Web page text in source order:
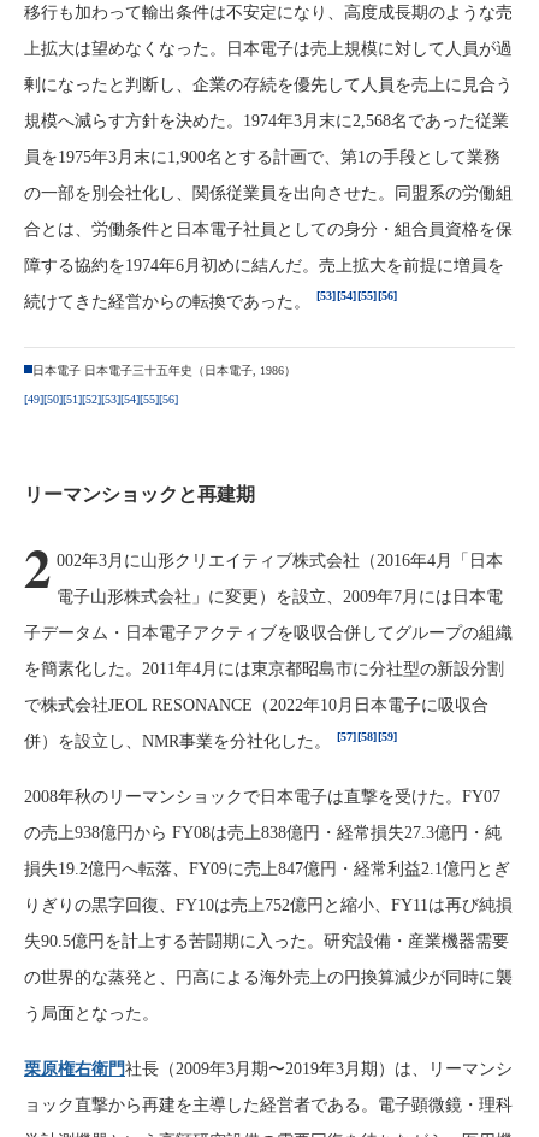
移行も加わって輸出条件は不安定になり、高度成長期のような売
上拡大は望めなくなった。日本電子は売上規模に対して人員が過
剰になったと判断し、企業の存続を優先して人員を売上に見合う
規模へ減らす方針を決めた。1974年3月末に2,568名であった従業
員を1975年3月末に1,900名とする計画で、第1の手段として業務
の一部を別会社化し、関係従業員を出向させた。同盟系の労働組
合とは、労働条件と日本電子社員としての身分・組合員資格を保
障する協約を1974年6月初めに結んだ。売上拡大を前提に増員を
続けてきた経営からの転換であった。
[53] [54] [55] [56]
日本電子 日本電子三十五年史（日本電子, 1986）
[49][50][51][52][53][54][55][56]
リーマンショックと再建期
2 002年3月に山形クリエイティブ株式会社（2016年4月「日本
電子山形株式会社」に変更）を設立、2009年7月には日本電
子データム・日本電子アクティブを吸収合併してグループの組織
を簡素化した。2011年4月には東京都昭島市に分社型の新設分割
で株式会社JEOL RESONANCE（2022年10月日本電子に吸収合
併）を設立し、NMR事業を分社化した。
[57][58][59]
2008年秋のリーマンショックで日本電子は直撃を受けた。FY07
の売上938億円から FY08は売上838億円・経常損失27.3億円・純
損失19.2億円へ転落、FY09に売上847億円・経常利益2.1億円とぎ
りぎりの黒字回復、FY10は売上752億円と縮小、FY11は再び純損
失90.5億円を計上する苦闘期に入った。研究設備・産業機器需要
の世界的な蒸発と、円高による海外売上の円換算減少が同時に襲
う局面となった。
栗原権右衛門社長（2009年3月期〜2019年3月期）は、リーマンシ
ョック直撃から再建を主導した経営者である。電子顕微鏡・理科